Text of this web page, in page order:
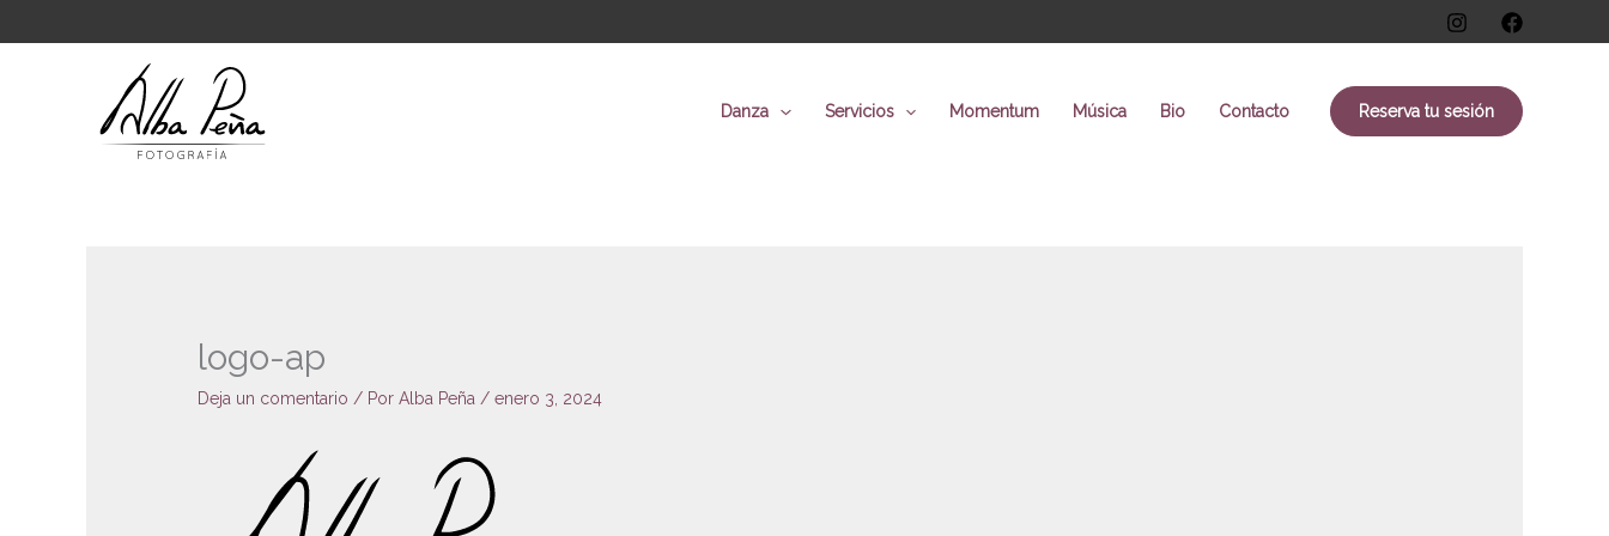
al
Danza
Servicios Momentum Música Bio Contacto Reserva tu sesión
logo-ap
Deja un comentario / PorAlba Peña /enero 3, 2024